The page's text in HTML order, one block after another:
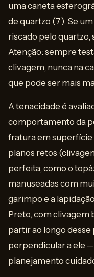
uma caneta
de quartzo (7). Se
riscado pelo quartzo,
Atenção: sempre
clivagem, nunca na
que pode ser mais
A tenacidade é
comportamento da
fratura em superfície
planos retos
perfeita, como o
manuseadas com
garimpo e a
Preto, com clivagem
partir ao longo
perpendicular a ele
planejamento